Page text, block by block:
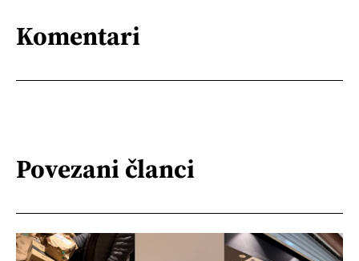
Komentari
Povezani članci